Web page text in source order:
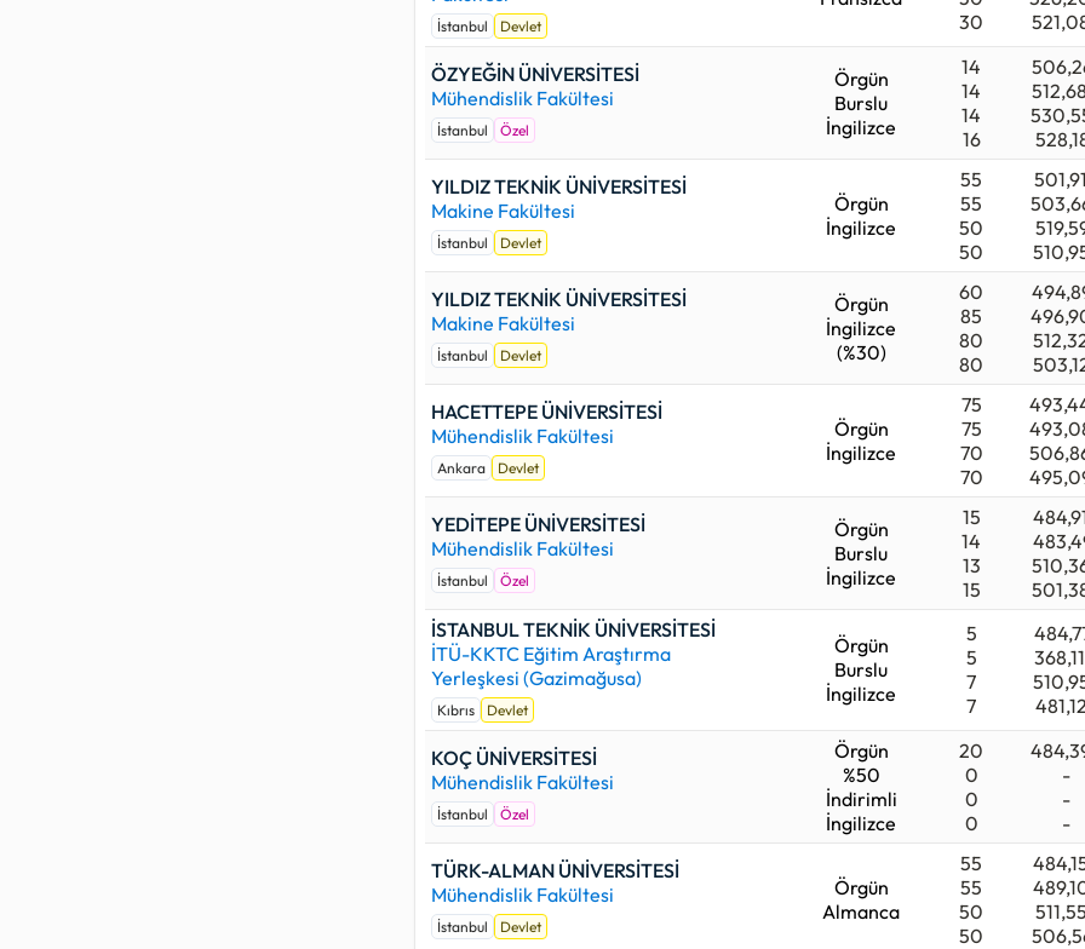
İstanbul Devlet
30
ÖZYEĞİN ÜNİVERSİTESİ
Mühendislik Fakültesi
İstanbul Özel
Örgün
Burslu
İngilizce
14
14
14
16
YILDIZ TEKNİK ÜNİVERSİTESİ
Makine Fakültesi
İstanbul Devlet
Örgün
İngilizce
55
55
50
50
YILDIZ TEKNİK ÜNİVERSİTESİ
Makine Fakültesi
İstanbul Devlet
Örgün
İngilizce
(%30)
60
85
80
80
HACETTEPE ÜNİVERSİTESİ
Mühendislik Fakültesi
Ankara Devlet
Örgün
İngilizce
75
75
70
70
YEDİTEPE ÜNİVERSİTESİ
Mühendislik Fakültesi
İstanbul Özel
Örgün
Burslu
İngilizce
15
14
13
15
İSTANBUL TEKNİK ÜNİVERSİTESİ
İTÜ-KKTC Eğitim Araştırma
Yerleşkesi (Gazimağusa)
Kıbrıs Devlet
Örgün
Burslu
İngilizce
5
5
7
7
KOÇ ÜNİVERSİTESİ
Mühendislik Fakültesi
İstanbul Özel
Örgün
%50
İndirimli
İngilizce
20
0
0
0
-
-
-
TÜRK-ALMAN ÜNİVERSİTESİ
Mühendislik Fakültesi
İstanbul Devlet
Örgün
Almanca
55
55
50
50